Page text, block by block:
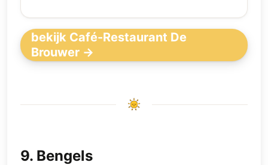
bekijk Café-Restaurant De
Brouwer →
9. Bengels